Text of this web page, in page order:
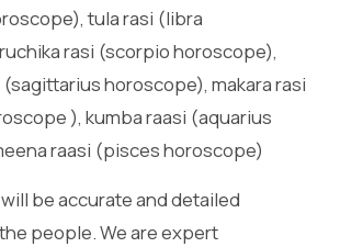
tula rasi (libra
rasi (scorpio horoscope),
horoscope), makara rasi
), kumba raasi (aquarius
raasi (pisces horoscope)
be accurate and detailed
people. We are expert